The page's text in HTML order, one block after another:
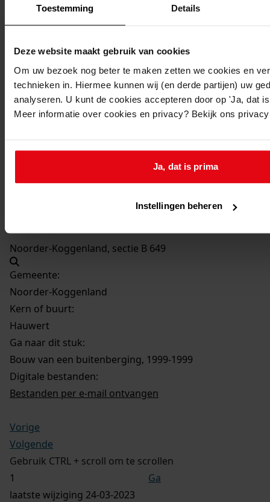
Toestemming Details
Deze website maakt gebruik van cookies
Om uw bezoek nog beter te maken zetten we cookies en
technieken in. Hiermee kunnen wij (en derde partijen) uw
analyseren. U kunt de cookies accepteren door op 'Ja, dat
Meer informatie over cookies en privacy? Bekijk ons
Ja, dat is prima
Instellingen beheren
1999-1999
Beschrijving:
01-06-1999
Adres:
Nieuw adres:
Hauwert, Boxwoudstraat 4
Noorder-Koggenland, sectie B 649
Gemeente:
Noorder-Koggenland
Kern of buurt:
Hauwert
Ga naar dit stuk:
Bouw van een buitenberging, 1999-1999
Digitale bestanden:
Bestanden per e-mail ontvangen
Vorige
Volgende
Gebruik CTRL + scroll om te scrollen
Ga
laatste wijziging 24-03-2023